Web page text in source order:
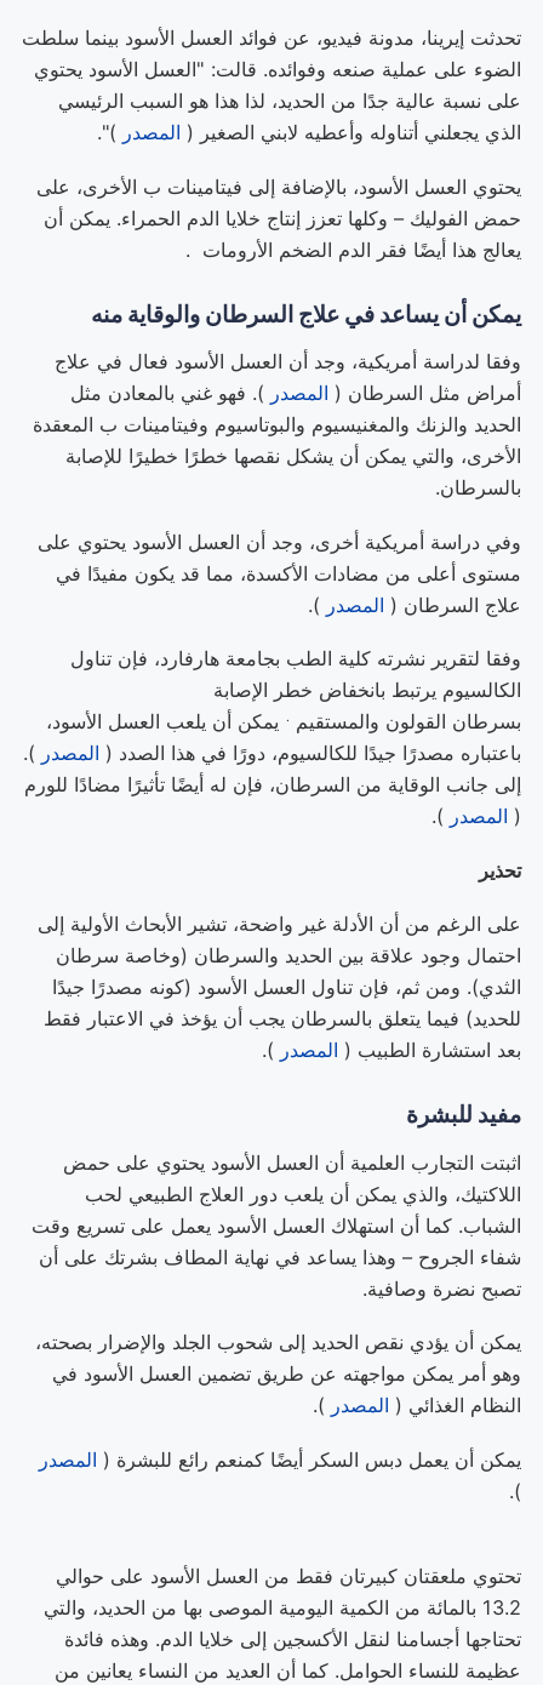
تحدثت إيرينا، مدونة فيديو، عن فوائد العسل الأسود بينما سلطت
الضوء على عملية صنعه وفوائده. قالت: "العسل الأسود يحتوي
على نسبة عالية جدًا من الحديد، لذا هذا هو السبب الرئيسي
الذي يجعلني أتناوله وأعطيه لابني الصغير ( المصدر )".
يحتوي العسل الأسود، بالإضافة إلى فيتامينات ب الأخرى، على
حمض الفوليك – وكلها تعزز إنتاج خلايا الدم الحمراء. يمكن أن
يعالج هذا أيضًا فقر الدم الضخم الأرومات .
يمكن أن يساعد في علاج السرطان والوقاية منه
وفقا لدراسة أمريكية، وجد أن العسل الأسود فعال في علاج
أمراض مثل السرطان ( المصدر ). فهو غني بالمعادن مثل
الحديد والزنك والمغنيسيوم والبوتاسيوم وفيتامينات ب المعقدة
الأخرى، والتي يمكن أن يشكل نقصها خطرًا خطيرًا للإصابة
بالسرطان.
وفي دراسة أمريكية أخرى، وجد أن العسل الأسود يحتوي على
مستوى أعلى من مضادات الأكسدة، مما قد يكون مفيدًا في
علاج السرطان ( المصدر ).
وفقا لتقرير نشرته كلية الطب بجامعة هارفارد، فإن تناول
الكالسيوم يرتبط بانخفاض خطر الإصابة
بسرطان القولون والمستقيم . يمكن أن يلعب العسل الأسود،
باعتباره مصدرًا جيدًا للكالسيوم، دورًا في هذا الصدد ( المصدر ).
إلى جانب الوقاية من السرطان، فإن له أيضًا تأثيرًا مضادًا للورم
( المصدر ).
تحذير
على الرغم من أن الأدلة غير واضحة، تشير الأبحاث الأولية إلى
احتمال وجود علاقة بين الحديد والسرطان (وخاصة سرطان
الثدي). ومن ثم، فإن تناول العسل الأسود (كونه مصدرًا جيدًا
للحديد) فيما يتعلق بالسرطان يجب أن يؤخذ في الاعتبار فقط
بعد استشارة الطبيب ( المصدر ).
مفيد للبشرة
اثبتت التجارب العلمية أن العسل الأسود يحتوي على حمض
اللاكتيك، والذي يمكن أن يلعب دور العلاج الطبيعي لحب
الشباب. كما أن استهلاك العسل الأسود يعمل على تسريع وقت
شفاء الجروح – وهذا يساعد في نهاية المطاف بشرتك على أن
تصبح نضرة وصافية.
يمكن أن يؤدي نقص الحديد إلى شحوب الجلد والإضرار بصحته،
وهو أمر يمكن مواجهته عن طريق تضمين العسل الأسود في
النظام الغذائي ( المصدر ).
يمكن أن يعمل دبس السكر أيضًا كمنعم رائع للبشرة ( المصدر
).
تحتوي ملعقتان كبيرتان فقط من العسل الأسود على حوالي
13.2 بالمائة من الكمية اليومية الموصى بها من الحديد، والتي
تحتاجها أجسامنا لنقل الأكسجين إلى خلايا الدم. وهذه فائدة
عظيمة للنساء الحوامل. كما أن العديد من النساء يعانين من